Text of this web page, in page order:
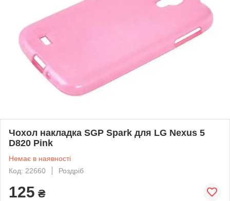
Чохол накладка SGP Spark для LG Nexus 5
D820 Pink
Немає в наявності
Код: 22660
Роздріб
125 ₴